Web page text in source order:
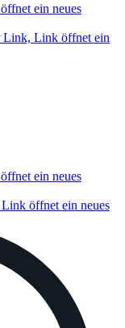
ein neues
Link, Link öffnet ein
ein neues
öffnet ein neues